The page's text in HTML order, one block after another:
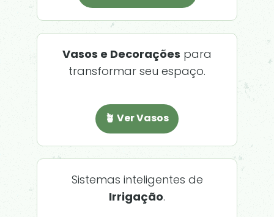
Vasos e Decorações para
transformar seu espaço.
🪴 Ver Vasos
Sistemas inteligentes de
Irrigação.